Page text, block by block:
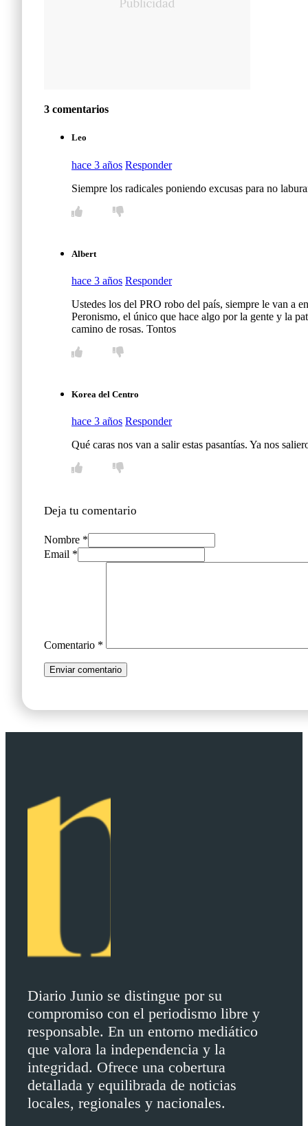
3 comentarios
Leo
hace 3 años Responder
Siempre los radicales poniendo excusas para no
Albert
hace 3 años Responder
Ustedes los del PRO robo del país, siempre le van a
Peronismo, el único que hace algo por la gente y la
camino de rosas. Tontos
Korea del Centro
hace 3 años Responder
Qué caras nos van a salir estas pasantías. Ya nos
Deja tu comentario
Nombre *
Email *
Comentario *
Diario Junio se distingue por su
compromiso con el periodismo libre y
responsable. En un entorno mediático
que valora la independencia y la
integridad. Ofrece una cobertura
detallada y equilibrada de noticias
locales, regionales y nacionales.